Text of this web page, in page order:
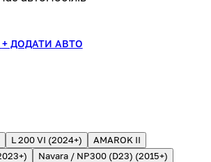
+ ДОДАТИ АВТО
L 200 VI (2024+)
AMAROK II
Navara / NP300 (D23) (2015+)